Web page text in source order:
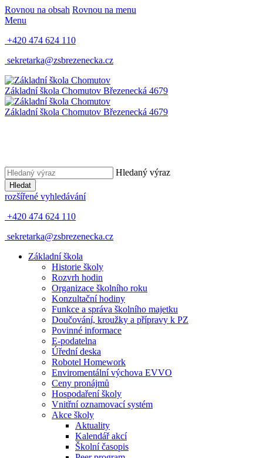
Rovnou na obsah Rovnou na menu
Menu
+420 474 624 110
sekretarka@zsbrezenecka.cz
Základní škola Chomutov Březenecká 4679
Základní škola Chomutov Březenecká 4679
Hledaný výraz
Hledat
rozšířené vyhledávání
+420 474 624 110
sekretarka@zsbrezenecka.cz
Základní škola
Historie školy
Rozvrh hodin
Organizace školního roku
Konzultační hodiny
Funkce a správa školního majetku
Doučování, kroužky a přípravy k PZ
Povinné informace
E-podatelna
Úřední deska
Robotel Homework
Enviromentální výchova EVVO
Ceny pronájmů
Hospodaření školy
Vnitřní oznamovací systém
Akce školy
Aktuality
Kalendář akcí
Školní časopis